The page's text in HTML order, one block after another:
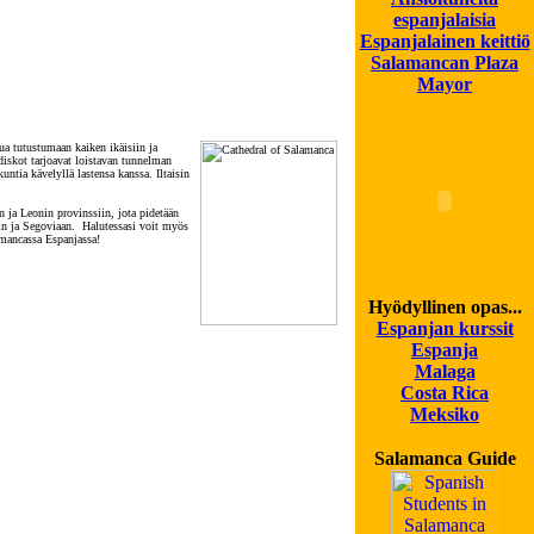
tutustumaan kaiken ikäisiin ja
tarjoavat loistavan tunnelman
kävelyllä lastensa kanssa. Iltaisin
ja Leonin provinssiin, jota pidetään
ja Segoviaan. Halutessasi voit myös
Espanjassa!
espanjalaisia
Espanjalainen keittiö
Salamancan Plaza
Mayor
Hyödyllinen opas...
Espanjan kurssit
Espanja
Malaga
Costa Rica
Meksiko
Salamanca Guide